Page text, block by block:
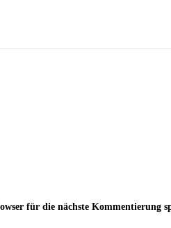
für die nächste Kommentierung